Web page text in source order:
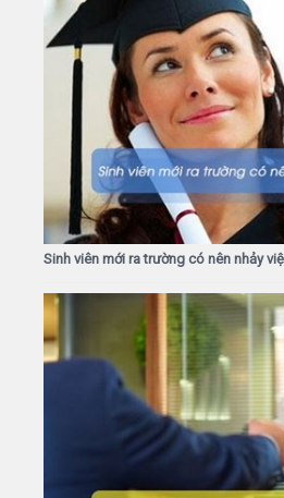
Sinh viên mới ra trường có nên nhảy